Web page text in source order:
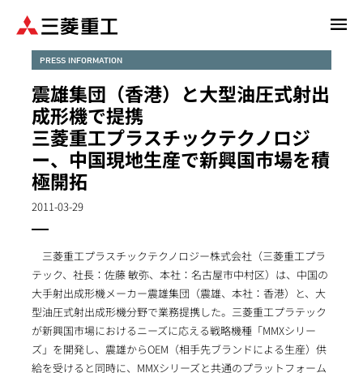
PRESS INFORMATION
震雄集団（香港）と大型油圧式射出
成形機で提携
三菱重工プラスチックテクノロジ
ー、中国現地生産で新興国市場を積
極開拓
2011-03-29
三菱重工プラスチックテクノロジー株式会社（三菱重工プラ
テック、社長：佐藤 敏弥、本社：名古屋市中村区）は、中国の
大手射出成形機メーカー震雄集団（震雄、本社：香港）と、大
型油圧式射出成形機分野で業務提携した。三菱重工プラテック
が新興国市場におけるニーズに応える戦略機種「MMXシリー
ズ」を開発し、震雄からOEM（相手先ブランドによる生産）供
給を受けると同時に、MMXシリーズと共通のプラットフォーム